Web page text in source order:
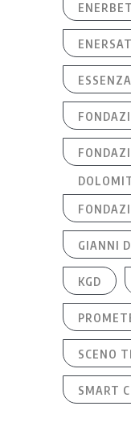
ENERSAT
GIANNI
KGD
SCENO
SMART